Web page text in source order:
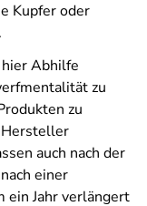
Kupfer oder
hier Abhilfe
zu
zu
auch nach der
einer
ein Jahr verlängert